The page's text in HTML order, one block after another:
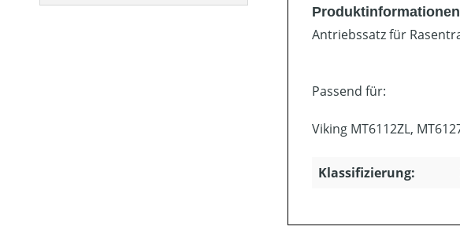
Antriebssatz für
Passend für:
Viking MT6112ZL,
Klassifizierung: